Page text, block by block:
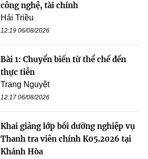
công nghệ, tài chính
Hải Triều
12:19 06/08/2026
Bài 1: Chuyển biến từ thể chế đến
thực tiễn
Trang Nguyệt
12:17 06/08/2026
Khai giảng lớp bồi dưỡng nghiệp vụ
Thanh tra viên chính K05.2026 tại
Khánh Hòa